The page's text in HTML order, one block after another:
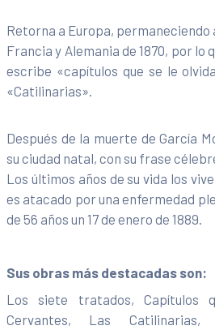
Retorna a Europa,
Francia y Alemania de 1870, por lo
escribe «capítulos que se le
«Catilinarias».
Después de la muerte de García
su ciudad natal, con su frase
Los últimos años de su vida los
es atacado por una enfermedad
de 56 años un 17 de enero de 1889.
Sus obras más destacadas son:
Los siete tratados, Capítulos
Cervantes, Las